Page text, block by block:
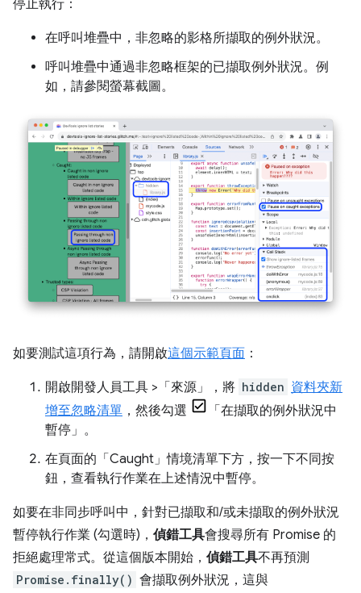
停止執行：
在呼叫堆疊中，非忽略的影格所擷取的例外狀況。
呼叫堆疊中通過非忽略框架的已擷取例外狀況。例
如，請參閱螢幕截圖。
如要測試這項行為，請開啟這個示範頁面 ：
開啟開發人員工具 >「來源」 ，將 hidden 資料夾新
增至忽略清單 ，然後勾選
「在擷取的例外狀況中
暫停」 。
在頁面的「Caught」情境清單下方，按一下不同按
鈕，查看執行作業在上述情況中暫停。
如要在非同步呼叫中，針對已擷取和/或未擷取的例外狀況
暫停執行作業 (勾選時)， 偵錯工具會搜尋所有 Promise 的
拒絕處理常式。從這個版本開始， 偵錯工具不再預測
Promise.finally() 會擷取例外狀況，這與